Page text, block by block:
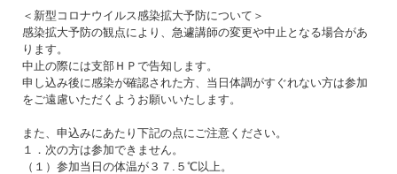
＜新型コロナウイルス感染拡大予防について＞
感染拡大予防の観点により、急遽講師の変更や中止となる場合があ
ります。
中止の際には支部ＨＰで告知します。
申し込み後に感染が確認された方、当日体調がすぐれない方は参加
をご遠慮いただくようお願いいたします。
また、申込みにあたり下記の点にご注意ください。
１．次の方は参加できません。
（１）参加当日の体温が３７.５℃以上。